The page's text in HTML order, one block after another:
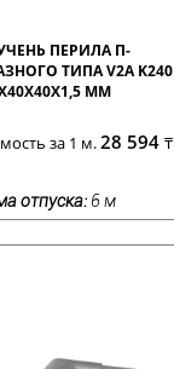
ПЕРИЛА П-
ТИПА V2A K240
ММ
за 1 м.28 594 ₸
отпуска:6 м